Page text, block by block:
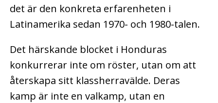
det är den konkreta erfarenheten i
Latinamerika sedan 1970- och 1980-talen.
Det härskande blocket i Honduras
konkurrerar inte om röster, utan om att
återskapa sitt klassherravälde. Deras
kamp är inte en valkamp, utan en